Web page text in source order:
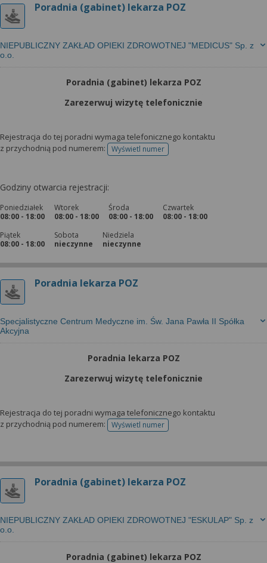
Poradnia (gabinet) lekarza POZ
NIEPUBLICZNY ZAKŁAD OPIEKI ZDROWOTNEJ "MEDICUS" Sp. z
o.o.
Poradnia (gabinet) lekarza POZ
Zarezerwuj wizytę telefonicznie
Rejestracja do tej poradni wymaga telefonicznego kontaktu
z przychodnią pod numerem:
Wyświetl numertelefonu do rejestracji
Godziny otwarcia rejestracji:
Poniedziałek
08:00 - 18:00
Wtorek
08:00 - 18:00
Środa
08:00 - 18:00
Czwartek
08:00 - 18:00
Piątek
08:00 - 18:00
Sobota
nieczynne
Niedziela
nieczynne
Poradnia lekarza POZ
Specjalistyczne Centrum Medyczne im. Św. Jana Pawła II Spółka
Akcyjna
Poradnia lekarza POZ
Zarezerwuj wizytę telefonicznie
Rejestracja do tej poradni wymaga telefonicznego kontaktu
z przychodnią pod numerem:
Wyświetl numertelefonu do rejestracji
Poradnia (gabinet) lekarza POZ
NIEPUBLICZNY ZAKŁAD OPIEKI ZDROWOTNEJ "ESKULAP" Sp. z
o.o.
Poradnia (gabinet) lekarza POZ